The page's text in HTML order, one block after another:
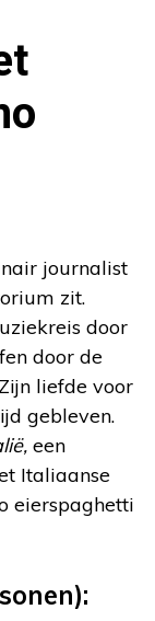
journalist
zit.
door
door de
liefde voor
gebleven.
een
Italiaanse
eierspaghetti